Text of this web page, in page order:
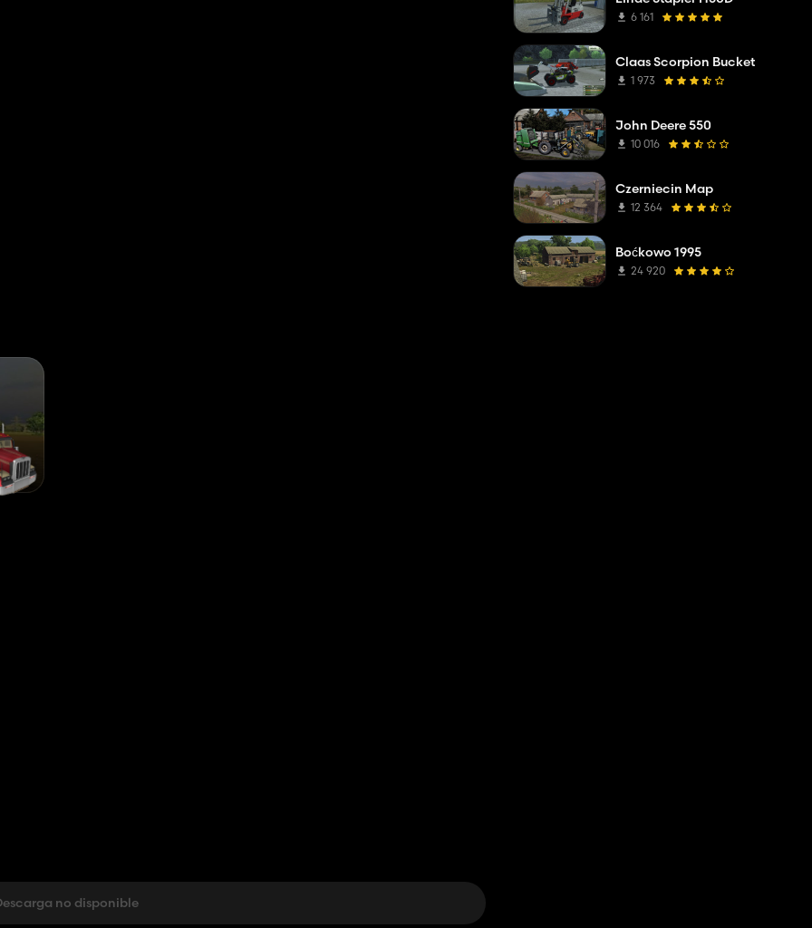
no disponible
6 161
Claas Scorpion Bucket
1 973
John Deere 550
10 016
Czerniecin Map
12 364
Boćkowo 1995
24 920